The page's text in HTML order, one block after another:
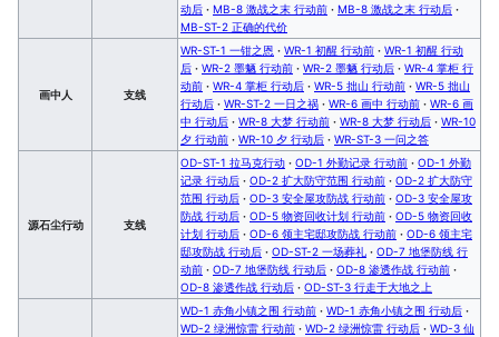
动后 · MB-8 激战之末 行动前 · MB-8 激战之末 行动后 ·
MB-ST-2 正确的代价
画中人 支线
WR-ST-1 一钳之恩 · WR-1 初醒 行动前 · WR-1 初醒 行动
后 · WR-2 墨魉 行动前 · WR-2 墨魉 行动后 · WR-4 掌柜 行
动前 · WR-4 掌柜 行动后 · WR-5 拙山 行动前 · WR-5 拙山
行动后 · WR-ST-2 一日之祸 · WR-6 画中 行动前 · WR-6 画
中 行动后 · WR-8 大梦 行动前 · WR-8 大梦 行动后 · WR-10
夕 行动前 · WR-10 夕 行动后 · WR-ST-3 一问之答
源石尘行动 支线
OD-ST-1 拉马克行动 · OD-1 外勤记录 行动前 · OD-1 外勤
记录 行动后 · OD-2 扩大防守范围 行动前 · OD-2 扩大防守
范围 行动后 · OD-3 安全屋攻防战 行动前 · OD-3 安全屋攻
防战 行动后 · OD-5 物资回收计划 行动前 · OD-5 物资回收
计划 行动后 · OD-6 领主宅邸攻防战 行动前 · OD-6 领主宅
邸攻防战 行动后 · OD-ST-2 一场葬礼 · OD-7 地堡防线 行
动前 · OD-7 地堡防线 行动后 · OD-8 渗透作战 行动前 ·
OD-8 渗透作战 行动后 · OD-ST-3 行走于大地之上
WD-1 赤角小镇之围 行动前 · WD-1 赤角小镇之围 行动后 ·
WD-2 绿洲惊雷 行动前 · WD-2 绿洲惊雷 行动后 · WD-3 仙